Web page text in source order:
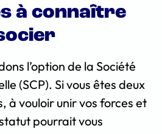
à connaître
l’option de la Société
(SCP). Si vous êtes deux
à vouloir unir vos forces et
pourrait vous